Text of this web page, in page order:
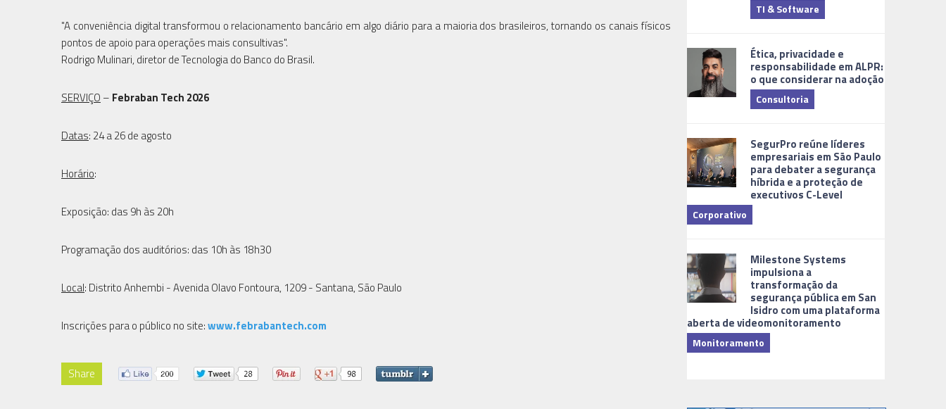
"A conveniência digital transformou o relacionamento bancário em algo diário para a maioria dos brasileiros, tornando os canais físicos
pontos de apoio para operações mais consultivas".
Rodrigo Mulinari, diretor de Tecnologia do Banco do Brasil.
SERVIÇO – Febraban Tech 2026
Datas: 24 a 26 de agosto
Horário:
Exposição: das 9h às 20h
Programação dos auditórios: das 10h às 18h30
Local: Distrito Anhembi - Avenida Olavo Fontoura, 1209 - Santana, São Paulo
Inscrições para o público no site:www.febrabantech.com
Share
TI & Software
Ética, privacidade e
responsabilidade em ALPR:
o que considerar na adoção
Consultoria
SegurPro reúne líderes
empresariais em São Paulo
para debater a segurança
híbrida e a proteção de
executivos C-Level
Corporativo
Milestone Systems
impulsiona a
transformação da
segurança pública em San
Isidro com uma plataforma
aberta de videomonitoramento
Monitoramento